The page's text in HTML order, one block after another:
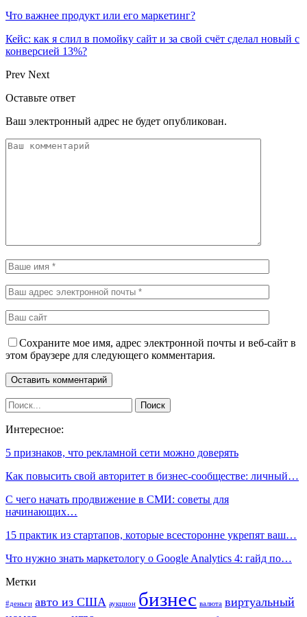
Что важнее продукт или его маркетинг?
Кейс: как я слил в помойку сайт и за свой счёт сделал новый с
конверсией 13%?
Prev Next
Оставьте ответ
Ваш электронный адрес не будет опубликован.
Сохраните мое имя, адрес электронной почты и веб-сайт в
этом браузере для следующего комментария.
Интересное:
5 признаков, что рекламной сети можно доверять
Как повысить свой авторитет в бизнес-сообществе: личный…
С чего начать продвижение в СМИ: советы для
начинающих…
15 практик из стартапов, которые всесторонне укрепят ваш…
Что нужно знать маркетологу о Google Analytics 4: гайд по…
Метки
#деньги авто из США аукцион бизнес валюта виртуальный